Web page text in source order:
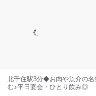
北千住駅3分◆お肉や魚介の名
む♪平日宴会・ひとり飲み◎